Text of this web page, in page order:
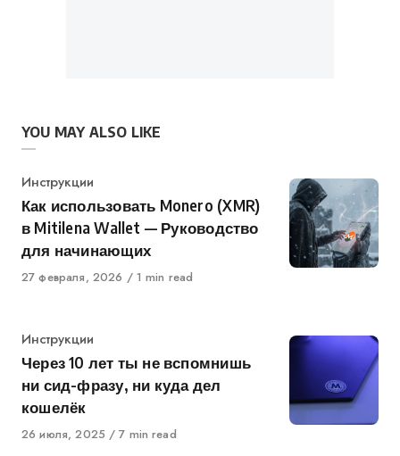
YOU MAY ALSO LIKE
Category
Инструкции
Как использовать Monero (XMR)
в Mitilena Wallet — Руководство
для начинающих
Published
27 февраля, 2026 1 min read
Category
Инструкции
Через 10 лет ты не вспомнишь
ни сид-фразу, ни куда дел
кошелёк
Published
26 июля, 2025 7 min read